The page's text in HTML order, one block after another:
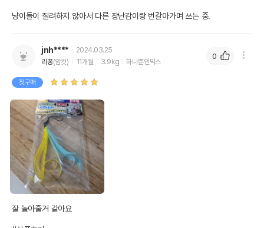
냥이들이 질려하지 않아서 다른 장난감이랑 번갈아가며 쓰는 중.
jnh****
2024.03.25
리퐁(암컷) 11개월 3.9kg 하나뿐인믹스
첫구매
잘 놀아줄거 같아요
0